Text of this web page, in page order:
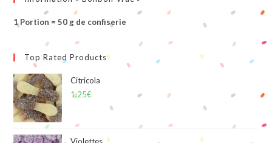
1 Portion = 50 g de confiserie
Top Rated Products
Citricola
1,25€